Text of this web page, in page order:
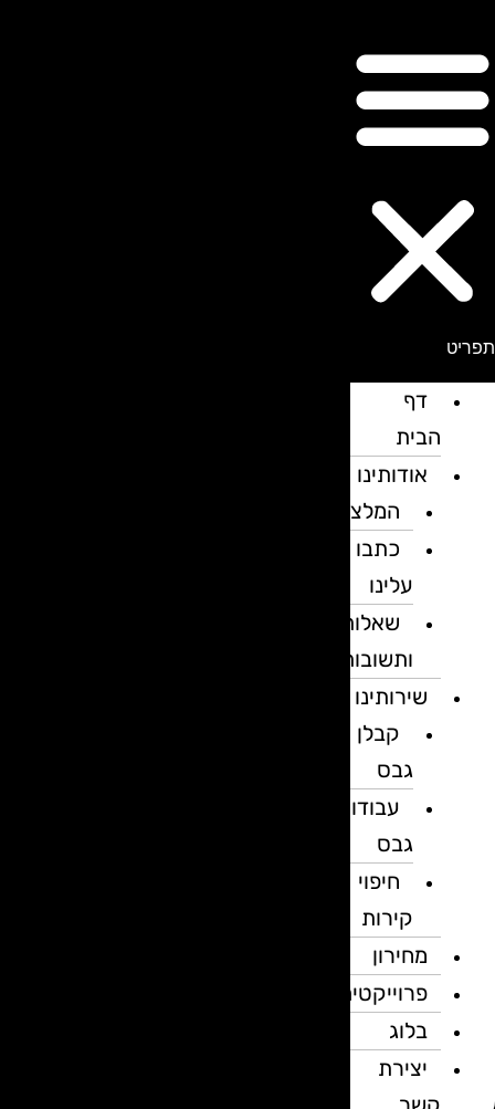
דף
הבית
אודותינו
המלצות
כתבו
עלינו
שאלות
ותשובות
שירותינו
קבלן
גבס
עבודות
גבס
חיפוי
קירות
מחירון
פרוייקטים
בלוג
יצירת